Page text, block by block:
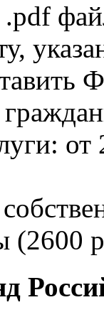
от
(2600